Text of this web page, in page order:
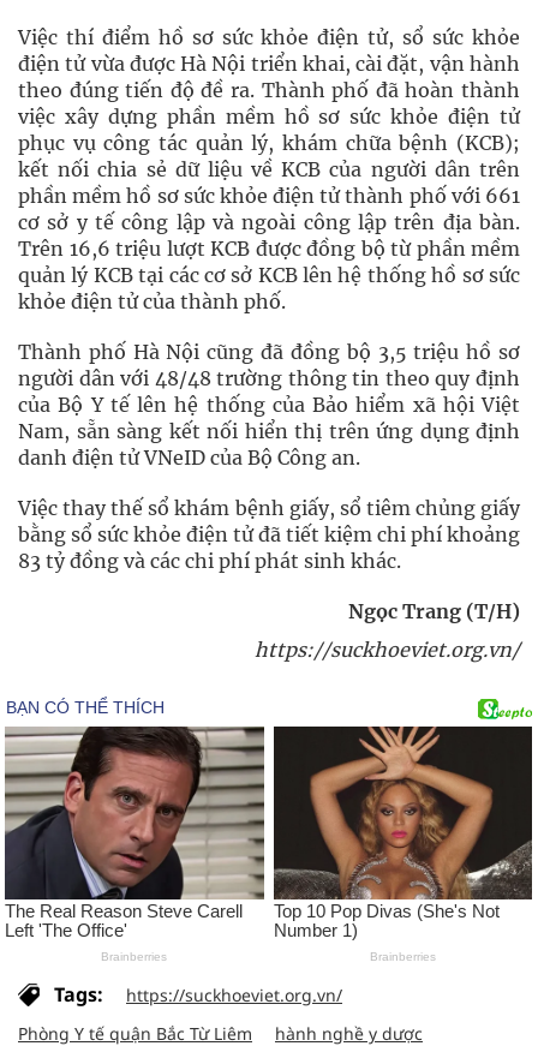
Việc thí điểm hồ sơ sức khỏe điện tử, sổ sức khỏe
điện tử vừa được Hà Nội triển khai, cài đặt, vận hành
theo đúng tiến độ đề ra. Thành phố đã hoàn thành
việc xây dựng phần mềm hồ sơ sức khỏe điện tử
phục vụ công tác quản lý, khám chữa bệnh (KCB);
kết nối chia sẻ dữ liệu về KCB của người dân trên
phần mềm hồ sơ sức khỏe điện tử thành phố với 661
cơ sở y tế công lập và ngoài công lập trên địa bàn.
Trên 16,6 triệu lượt KCB được đồng bộ từ phần mềm
quản lý KCB tại các cơ sở KCB lên hệ thống hồ sơ sức
khỏe điện tử của thành phố.
Thành phố Hà Nội cũng đã đồng bộ 3,5 triệu hồ sơ
người dân với 48/48 trường thông tin theo quy định
của Bộ Y tế lên hệ thống của Bảo hiểm xã hội Việt
Nam, sẵn sàng kết nối hiển thị trên ứng dụng định
danh điện tử VNeID của Bộ Công an.
Việc thay thế sổ khám bệnh giấy, sổ tiêm chủng giấy
bằng sổ sức khỏe điện tử đã tiết kiệm chi phí khoảng
83 tỷ đồng và các chi phí phát sinh khác.
Ngọc Trang (T/H)
https://suckhoeviet.org.vn/
Tags:
https://suckhoeviet.org.vn/
Phòng Y tế quận Bắc Từ Liêm
hành nghề y dược